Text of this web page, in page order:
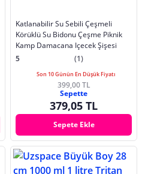
Katlanabilir Su Sebili Çeşmeli
Körüklü Su Bidonu Çeşme Piknik
Kamp Damacana Içecek Şişesi
5
(1)
Son 10 Günün En Düşük Fiyatı
399,00 TL
Sepette
379,05 TL
Sepete Ekle